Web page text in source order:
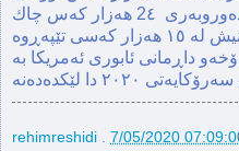
ڤایرۆسی کۆرۆنا بوون، ده‌وروبه‌ری ‌ 2٤ هه‌زار كه‌س چاك
داڕمانی ئابوری ئه‌مریكا‌ به‌
rehimreshidi 7/05/2020